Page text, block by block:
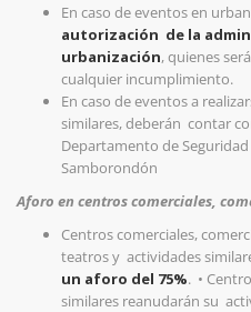
En caso de eventos en
autorización de la
urbanización, quienes
cualquier incumplimiento.
En caso de eventos a
similares, deberán contar
Departamento de
Samborondón
Aforo en centros comerciales,
Centros comerciales,
teatros y actividades
un aforo del 75%. •
similares reanudarán su